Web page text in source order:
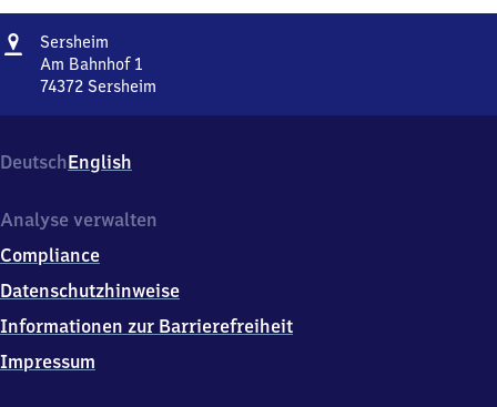
Adresse
Sersheim
Am Bahnhof 1
74372 Sersheim
Bahnhof
1,
4
7
2
DeutschEnglish
Analyse verwalten
Compliance
Datenschutzhinweise
Informationen zur Barrierefreiheit
Impressum